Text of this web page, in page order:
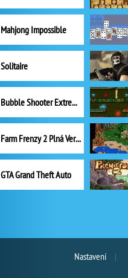
Mahjong Impossible
Solitaire
Bubble Shooter Extreme
Farm Frenzy 2 Plná Verze
GTA Grand Theft Auto
Nastavení